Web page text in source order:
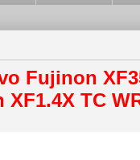
Fujinon
TC